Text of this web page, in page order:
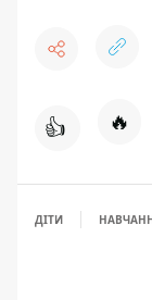
👍 🔥
ДІТИ